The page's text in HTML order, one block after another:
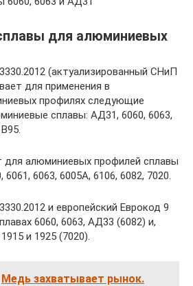
для алюминиевых
(актуализированный СНиП
для применения в
профилях следующие
сплавы: АД31, 6060, 6063,
для алюминиевых профилей сплавы
6061, 6063, 6005А, 6106, 6082, 7020.
и европейский Еврокод 9
6060, 6063, АД33 (6082) и,
и 1925 (7020).
Медь захватывает рынок.